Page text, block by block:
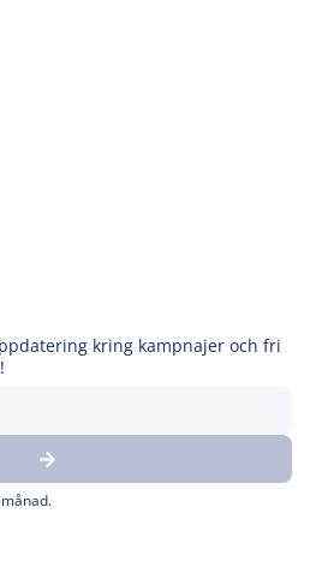
kring kampnajer och fri
Submit